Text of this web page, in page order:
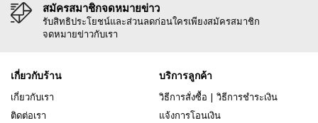
สมัครสมาชิกจดหมายข่าว
รับสิทธิประโยชน์และส่วนลดก่อนใครเพียงสมัครสมาชิก
จดหมายข่าวกับเรา
เกี่ยวกับร้าน
เกี่ยวกับเรา
ติดต่อเรา
บริการลูกค้า
วิธีการสั่งซื้อ | วิธีการชำระเงิน
แจ้งการโอนเงิน